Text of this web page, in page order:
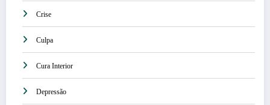
Crise
Culpa
Cura Interior
Depressão